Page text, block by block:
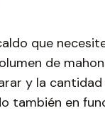
que
de
y la
también en